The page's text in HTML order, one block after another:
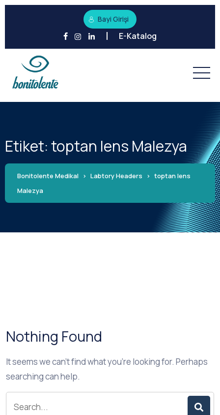
Bayi Girişi
E-Katalog
Etiket:toptan lens Malezya
Bonitolente Medikal > Labtory Headers > toptan lens
Malezya
Nothing Found
It seems we can’t find what you’re looking for. Perhaps
searching can help.